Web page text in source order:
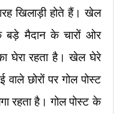
खिलाड़ी होते हैं। खेल
मैदान के चारों ओर
घेरा रहता है। खेल घेरे
छोरों पर गोल पोस्ट
रहता है। गोल पोस्ट के